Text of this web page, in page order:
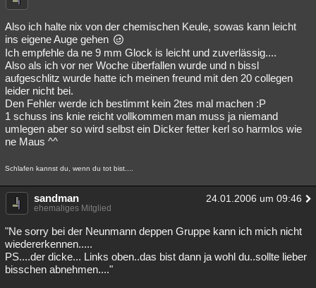
Also ich halte nix von der chemischen Keule, sowas kann leicht
ins eigene Auge gehen
Ich empfehle da ne 9 mm Glock is leicht und zuverlässig....
Also als ich vor ner Woche überfallen wurde und n bissl
aufgeschlitz wurde hatte ich meinen freund mit den 20 collegen
leider nicht bei.
Den Fehler werde ich bestimmt kein 2tes mal machen :P
1 schuss ins knie reicht vollkommen man muss ja niemand
umlegen aber so wird selbst ein Dicker fetter kerl so harmlos wie
ne Maus ^^
Schlafen kannst du, wenn du tot bist....
sandman 24.01.2006 um 09:46
ehemaliges Mitglied
"Ne sorry bei der Neunmann deppen Gruppe kann ich mich nicht
wiedererkennen.....
PS....der dicke... Links oben..das bist dann ja wohl du..sollte lieber
bisschen abnehmen...."